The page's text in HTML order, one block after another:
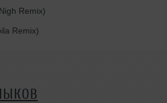
Remix)
Remix)